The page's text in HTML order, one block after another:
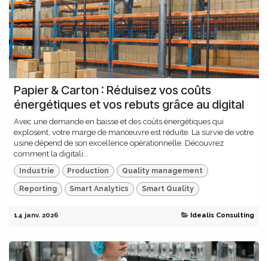
Papier & Carton : Réduisez vos coûts
énergétiques et vos rebuts grâce au digital
Avec une demande en baisse et des coûts énergétiques qui
explosent, votre marge de manœuvre est réduite. La survie de votre
usine dépend de son excellence opérationnelle. Découvrez
comment la digitali...
Industrie Production Quality management
Reporting Smart Analytics Smart Quality
14 janv. 2026 Idealis Consulting